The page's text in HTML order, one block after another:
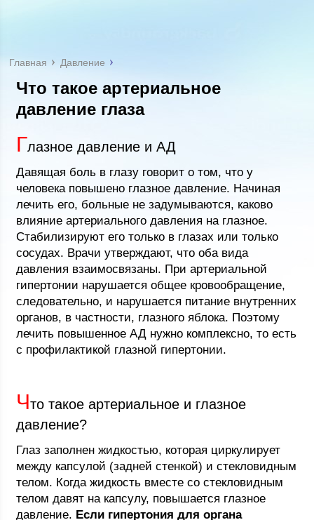
Главная Давление
Что такое артериальное
давление глаза
Глазное давление и АД
Давящая боль в глазу говорит о том, что у
человека повышено глазное давление. Начиная
лечить его, больные не задумываются, каково
влияние артериального давления на глазное.
Стабилизируют его только в глазах или только
сосудах. Врачи утверждают, что оба вида
давления взаимосвязаны. При артериальной
гипертонии нарушается общее кровообращение,
следовательно, и нарушается питание внутренних
органов, в частности, глазного яблока. Поэтому
лечить повышенное АД нужно комплексно, то есть
с профилактикой глазной гипертонии.
Что такое артериальное и глазное
давление?
Глаз заполнен жидкостью, которая циркулирует
между капсулой (задней стенкой) и стекловидным
телом. Когда жидкость вместе со стекловидным
телом давят на капсулу, повышается глазное
давление. Если гипертония для органа